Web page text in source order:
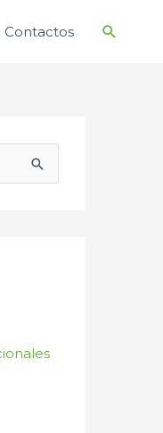
Contactos Buscar